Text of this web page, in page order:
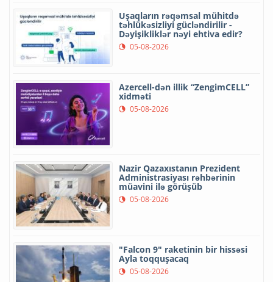
Uşaqların rəqəmsal mühitdə
təhlükəsizliyi gücləndirilir -
Dəyişikliklər nəyi ehtiva edir?
05-08-2026
Azercell-dən illik “ZengimCELL”
xidməti
05-08-2026
Nazir Qazaxıstanın Prezident
Administrasiyası rəhbərinin
müavini ilə görüşüb
05-08-2026
"Falcon 9" raketinin bir hissəsi
Ayla toqquşacaq
05-08-2026